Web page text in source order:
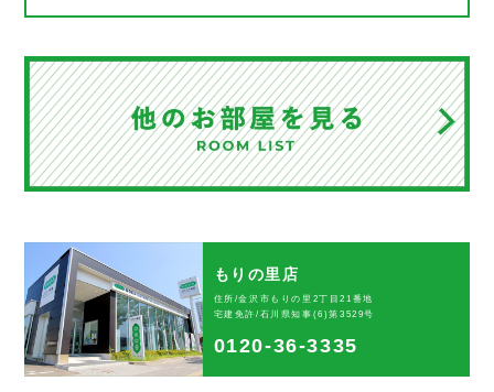
もりの里店
住所/金沢市もりの里2丁目21番地
宅建免許/石川県知事(6)第3529号
0120-36-3335